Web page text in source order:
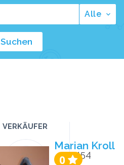
Alle
Suchen
3454
VERKÄUFER
Marian Kroll
0